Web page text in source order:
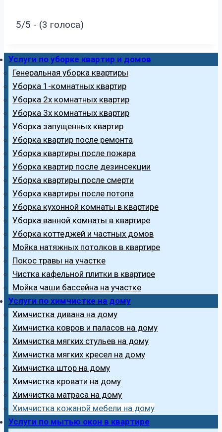
5/5 - (3 голоса)
Услуги по уборке квартир и домов
Генеральная уборка квартиры
Уборка 1-комнатных квартир
Уборка 2х комнатных квартир
Уборка 3х комнатных квартир
Уборка запущенных квартир
Уборка квартир после ремонта
Уборка квартиры после пожара
Уборка квартир после дезинсекции
Уборка квартиры после смерти
Уборка квартиры после потопа
Уборка кухонной комнаты в квартире
Уборка ванной комнаты в квартире
Уборка коттеджей и частных домов
Мойка натяжных потолков в квартире
Покос травы на участке
Чистка кафельной плитки в квартире
Мойка чаши бассейна на участке
Услуги по химчистке на дому
Химчистка дивана на дому
Химчистка ковров и паласов на дому
Химчистка мягких стульев на дому
Химчистка мягких кресел на дому
Химчистка штор на дому
Химчистка кровати на дому
Химчистка матраса на дому
Химчистка кожаной мебели на дому
Услуги по мытью окон в квартире